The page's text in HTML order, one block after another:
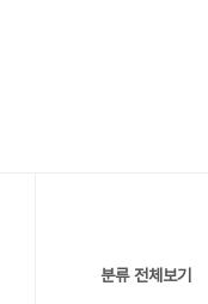
분류 전체보기